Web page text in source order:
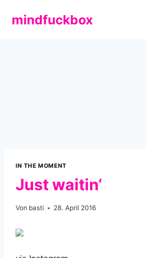
Inhaltmindfuckbox
IN THE MOMENT
Just waitin‘
Von basti 28. April 2016